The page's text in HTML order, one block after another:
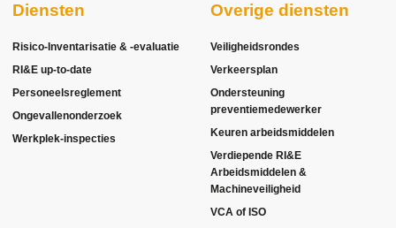
Diensten
Risico-Inventarisatie & -evaluatie
RI&E up-to-date
Personeelsreglement
Ongevallenonderzoek
Werkplek-inspecties
Overige diensten
Veiligheidsrondes
Verkeersplan
Ondersteuning
preventiemedewerker
Keuren arbeidsmiddelen
Verdiepende RI&E
Arbeidsmiddelen &
Machineveiligheid
VCA of ISO